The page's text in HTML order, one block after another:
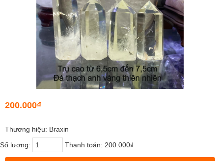
200.000₫
Thương hiệu: Braxin
Số lượng:
Thanh toán: 200.000₫